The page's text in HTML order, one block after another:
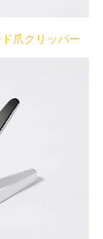
爪クリッパー